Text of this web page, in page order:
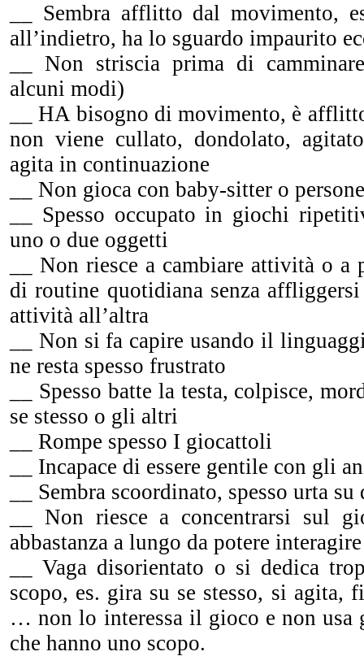
__ Sembra afflitto dal movimento,
all’indietro, ha lo sguardo impaurito
__ Non striscia prima di
alcuni modi)
__ HA bisogno di movimento, è
non viene cullato, dondolato,
agita in continuazione
__ Non gioca con baby-sitter o
__ Spesso occupato in giochi
uno o due oggetti
__ Non riesce a cambiare attività o
di routine quotidiana senza
attività all’altra
__ Non si fa capire usando il
ne resta spesso frustrato
__ Spesso batte la testa, colpisce,
se stesso o gli altri
__ Rompe spesso I giocattoli
__ Incapace di essere gentile con gli
__ Sembra scoordinato, spesso urta su
__ Non riesce a concentrarsi sul
abbastanza a lungo da potere
__ Vaga disorientato o si dedica
scopo, es. gira su se stesso, si agita,
… non lo interessa il gioco e non
che hanno uno scopo.